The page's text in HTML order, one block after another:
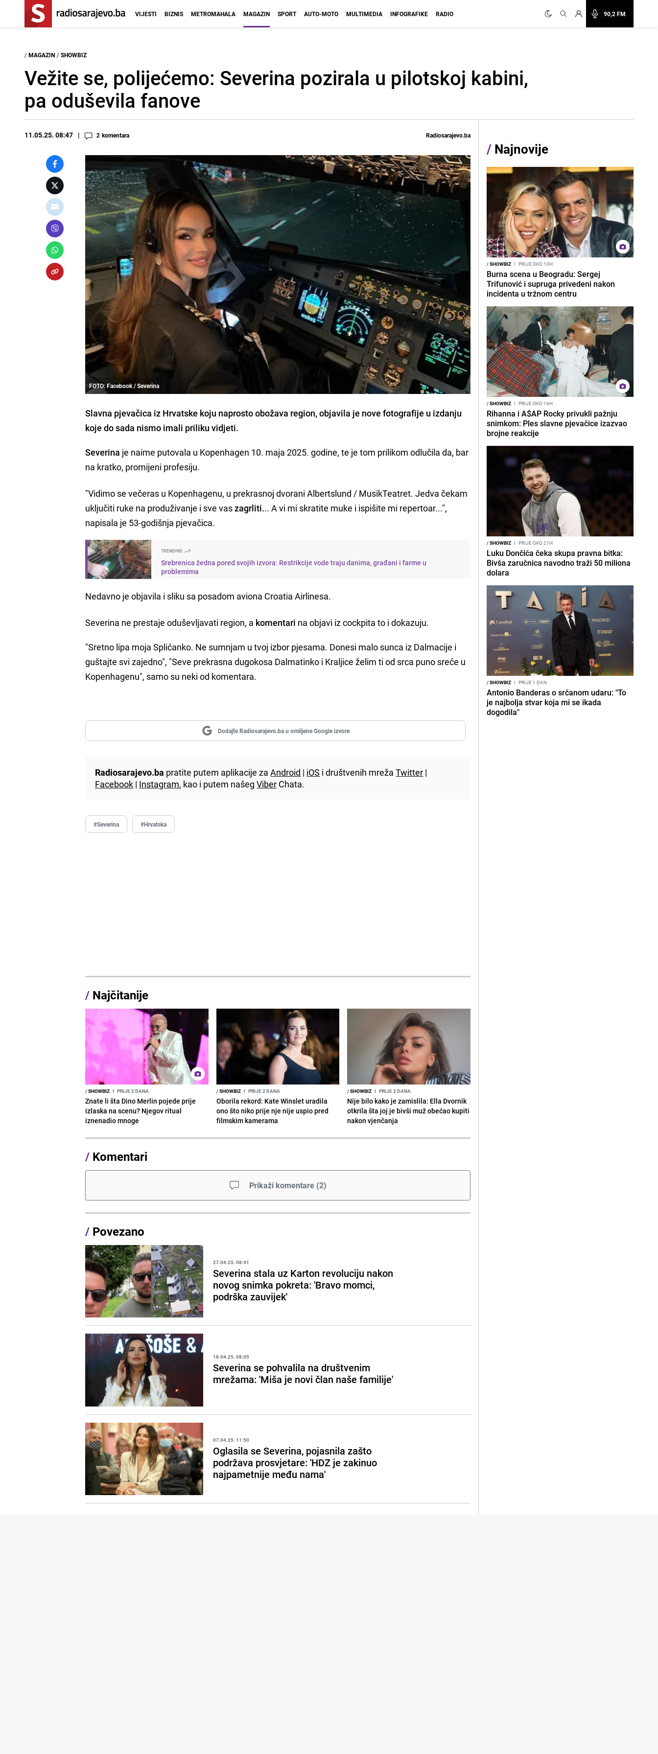
90,2 FM
VIJESTI BIZNIS METROMAHALA MAGAZIN SPORT AUTO-MOTO MULTIMEDIA INFOGRAFIKE RADIO
/ MAGAZIN / SHOWBIZ
Vežite se, polijećemo: Severina pozirala u pilotskoj kabini,
pa oduševila fanove
11.05.25. 08:47 2 komentara Radiosarajevo.ba
FOTO: Facebook / Severina
Slavna pjevačica iz Hrvatske koju naprosto obožava region, objavila je nove fotografije u izdanju
koje do sada nismo imali priliku vidjeti.
Severina je naime putovala u Kopenhagen 10. maja 2025. godine, te je tom prilikom odlučila da, bar
na kratko, promijeni profesiju.
"Vidimo se večeras u Kopenhagenu, u prekrasnoj dvorani Albertslund / MusikTeatret. Jedva čekam
uključiti ruke na produživanje i sve vaszagrliti... A vi mi skratite muke i ispišite mi repertoar...",
napisala je 53-godišnja pjevačica.
TRENDING
Srebrenica žedna pored svojih izvora: Restrikcije vode traju danima, građani i farme u
problemima
Nedavno je objavila i sliku sa posadom aviona Croatia Airlinesa.
Severina ne prestaje oduševljavati region, a komentari na objavi iz cockpita to i dokazuju.
"Sretno lipa moja Splićanko. Ne sumnjam u tvoj izbor pjesama. Donesi malo sunca iz Dalmacije i
guštajte svi zajedno", "Seve prekrasna dugokosa Dalmatinko i Kraljice želim ti od srca puno sreće u
Kopenhagenu", samo su neki od komentara.
Dodajte Radiosarajevo.ba u omiljene Google izvore
Radiosarajevo.ba pratite putem aplikacije zaAndroid | iOS i društvenih mrežaTwitter |
Facebook | Instagram, kao i putem našegViber Chata.
#Severina #Hrvatska
/ Najčitanije
/SHOWBIZ I PRIJE 2 DANA
Znate li šta Dino Merlin pojede prije
izlaska na scenu? Njegov ritual
iznenadio mnoge
/SHOWBIZ I PRIJE 2 DANA
Oborila rekord: Kate Winslet uradila
ono što niko prije nje nije uspio pred
filmskim kamerama
/SHOWBIZ I PRIJE 2 DANA
Nije bilo kako je zamislila: Ella Dvornik
otkrila šta joj je bivši muž obećao kupiti
nakon vjenčanja
/ Komentari
Prikaži komentare (2)
/ Povezano
27.04.25. 08:41
Severina stala uz Karton revoluciju nakon
novog snimka pokreta: 'Bravo momci,
podrška zauvijek'
18.04.25. 08:05
Severina se pohvalila na društvenim
mrežama: 'Miša je novi član naše familije'
07.04.25. 11:50
Oglasila se Severina, pojasnila zašto
podržava prosvjetare: 'HDZ je zakinuo
najpametnije među nama'
/ Najnovije
/SHOWBIZ I PRIJE OKO 10H
Burna scena u Beogradu: Sergej
Trifunović i supruga privedeni nakon
incidenta u tržnom centru
/SHOWBIZ I PRIJE OKO 16H
Rihanna i A$AP Rocky privukli pažnju
snimkom: Ples slavne pjevačice izazvao
brojne reakcije
/SHOWBIZ I PRIJE OKO 21H
Luku Dončića čeka skupa pravna bitka:
Bivša zaručnica navodno traži 50 miliona
dolara
/SHOWBIZ I PRIJE 1 DAN
Antonio Banderas o srčanom udaru: "To
je najbolja stvar koja mi se ikada
dogodila"